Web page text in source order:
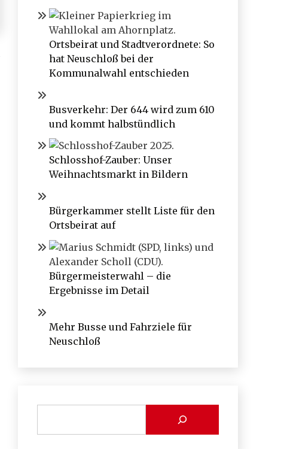
Ortsbeirat und Stadtverordnete: So
hat Neuschloß bei der
Kommunalwahl entschieden
Busverkehr: Der 644 wird zum 610
und kommt halbstündlich
Schlosshof-Zauber: Unser
Weihnachtsmarkt in Bildern
Bürgerkammer stellt Liste für den
Ortsbeirat auf
Bürgermeisterwahl – die
Ergebnisse im Detail
Mehr Busse und Fahrziele für
Neuschloß